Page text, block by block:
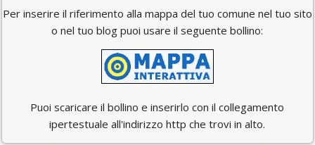
Per inserire il riferimento alla mappa del tuo comune nel tuo sito
o nel tuo blog puoi usare il seguente bollino:
Puoi scaricare il bollino e inserirlo con il collegamento
ipertestuale all'indirizzo http che trovi in alto.